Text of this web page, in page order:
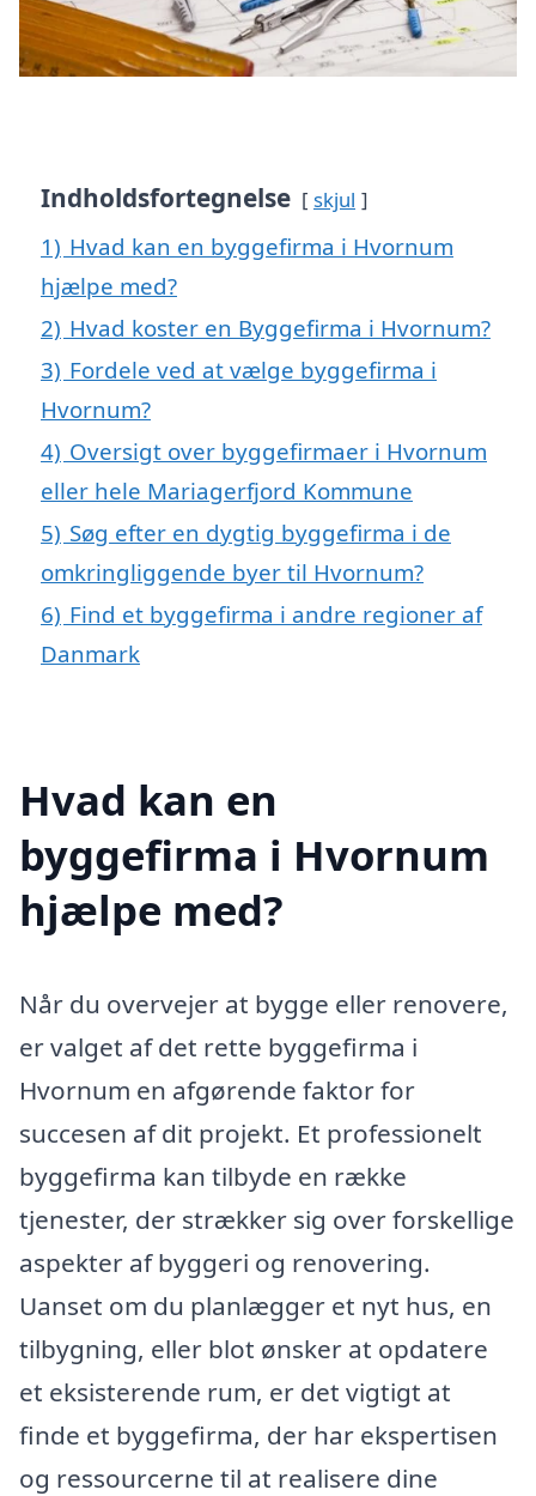
Indholdsfortegnelse skjul
1) Hvad kan en byggefirma i Hvornum
hjælpe med?
2) Hvad koster en Byggefirma i Hvornum?
3) Fordele ved at vælge byggefirma i
Hvornum?
4) Oversigt over byggefirmaer i Hvornum
eller hele Mariagerfjord Kommune
5) Søg efter en dygtig byggefirma i de
omkringliggende byer til Hvornum?
6) Find et byggefirma i andre regioner af
Danmark
Hvad kan en
byggefirma i Hvornum
hjælpe med?
Når du overvejer at bygge eller renovere,
er valget af det rette byggefirma i
Hvornum en afgørende faktor for
succesen af dit projekt. Et professionelt
byggefirma kan tilbyde en række
tjenester, der strækker sig over forskellige
aspekter af byggeri og renovering.
Uanset om du planlægger et nyt hus, en
tilbygning, eller blot ønsker at opdatere
et eksisterende rum, er det vigtigt at
finde et byggefirma, der har ekspertisen
og ressourcerne til at realisere dine